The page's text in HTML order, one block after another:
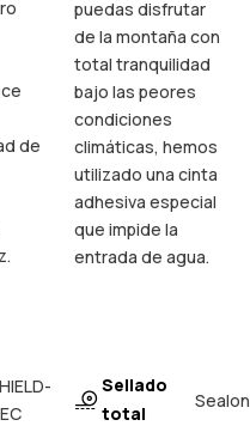
de
puedas disfrutar
de la montaña con
total tranquilidad
bajo las peores
condiciones
climáticas, hemos
utilizado una cinta
adhesiva especial
que impide la
entrada de agua.
Sellado
total
Sealon